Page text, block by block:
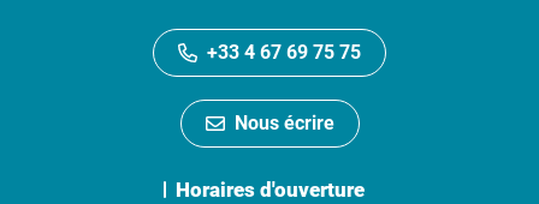
+33 4 67 69 75 75
Nous écrire
Horaires d'ouverture